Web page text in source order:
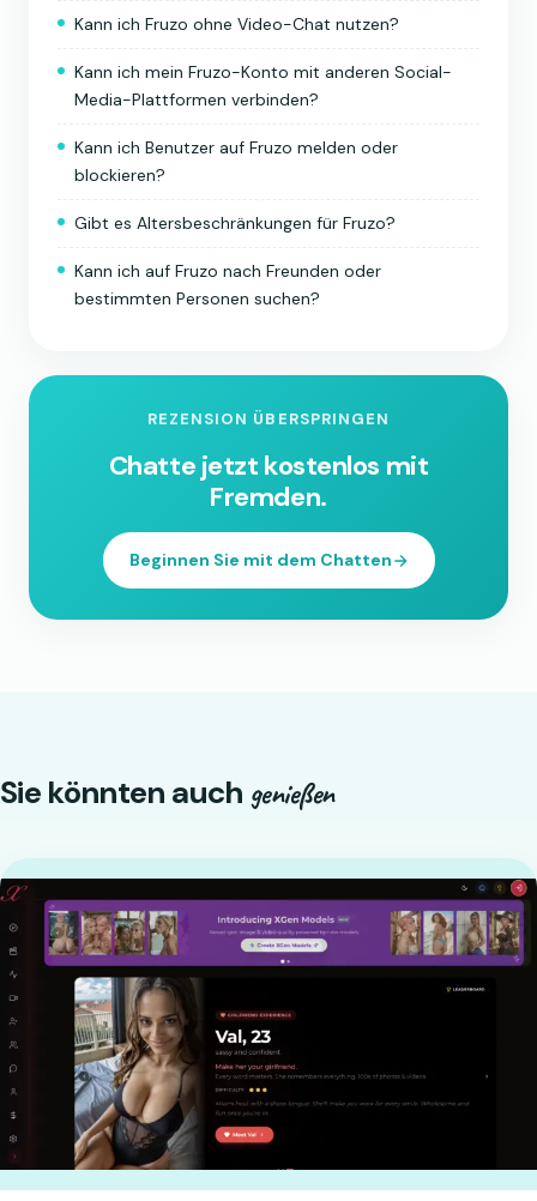
Kann ich Fruzo ohne Video-Chat nutzen?
Kann ich mein Fruzo-Konto mit anderen Social-
Media-Plattformen verbinden?
Kann ich Benutzer auf Fruzo melden oder
blockieren?
Gibt es Altersbeschränkungen für Fruzo?
Kann ich auf Fruzo nach Freunden oder
bestimmten Personen suchen?
REZENSION ÜBERSPRINGEN
Chatte jetzt kostenlos mit
Fremden.
Beginnen Sie mit dem Chatten
Sie könnten auch genießen